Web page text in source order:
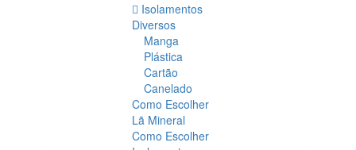
Isolamentos
Diversos
Manga
Plástica
Cartão
Canelado
Como Escolher
Lã Mineral
Como Escolher